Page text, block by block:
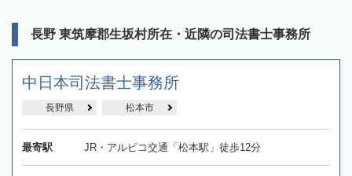
長野 東筑摩郡生坂村所在・近隣の司法書士事務所
中日本司法書士事務所
長野県 松本市
最寄駅 JR・アルピコ交通「松本駅」徒歩12分